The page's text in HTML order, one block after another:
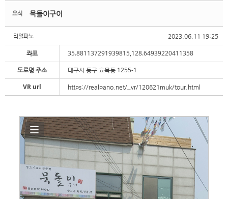
요식
2023.06.11 19:25
묵돌이구이
리얼파노
좌표
35.881137291939815,128.64939220411358
도로명 주소
대구시 동구 효목동 1255-1
VR url
https://realpano.net/_vr/120621muk/tour.html
Sketchbook5, 스케치북5
Sketchbook5, 스케치북5
Sketchbook5, 스케치북5
Sketchbook5, 스케치북5